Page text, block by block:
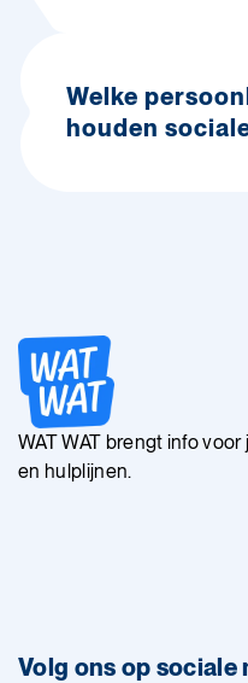
Welke
houden
WAT WAT brengt info
en hulplijnen.
Volg ons op sociale